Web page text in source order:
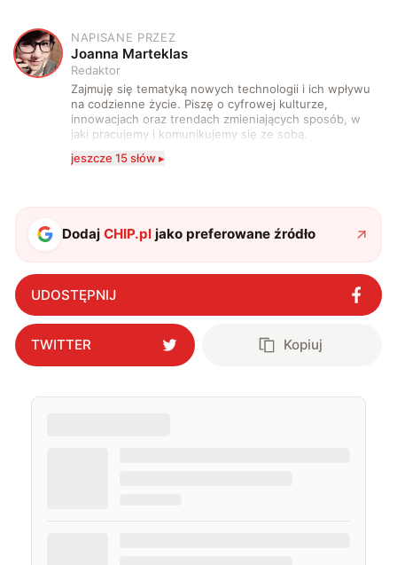
J
NAPISANE PRZEZ
Joanna Marteklas
Redaktor
Zajmuję się tematyką nowych technologii i ich wpływu
na codzienne życie. Piszę o cyfrowej kulturze,
innowacjach oraz trendach zmieniających sposób, w
jaki pracujemy i komunikujemy się ze sobą.
technologii a współczesną popkulturą. W wolnych
jeszcze 15 słów ▸
DodajCHIP.pl jako preferowane źródło
UDOSTĘPNIJ
TWITTER Kopiuj